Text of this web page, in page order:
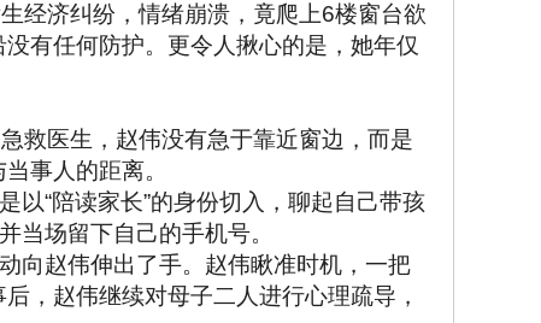
经济纠纷，情绪崩溃，竟爬上6楼窗台欲
有任何防护。更令人揪心的是，她年仅
救医生，赵伟没有急于靠近窗边，而是
事人的距离。
以“陪读家长”的身份切入，聊起自己带孩
当场留下自己的手机号。
向赵伟伸出了手。赵伟瞅准时机，一把
，赵伟继续对母子二人进行心理疏导，